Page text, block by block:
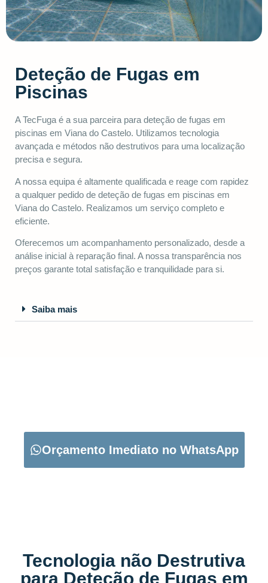
Deteção de Fugas em
Piscinas
A TecFuga é a sua parceira para deteção de fugas em
piscinas em Viana do Castelo. Utilizamos tecnologia
avançada e métodos não destrutivos para uma localização
precisa e segura.
A nossa equipa é altamente qualificada e reage com rapidez
a qualquer pedido de deteção de fugas em piscinas em
Viana do Castelo. Realizamos um serviço completo e
eficiente.
Oferecemos um acompanhamento personalizado, desde a
análise inicial à reparação final. A nossa transparência nos
preços garante total satisfação e tranquilidade para si.
Saiba mais
Orçamento Imediato no WhatsApp
Tecnologia não Destrutiva
para Deteção de Fugas em